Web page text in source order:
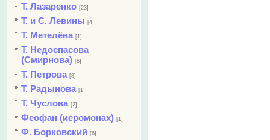
Т. Лазаренко [23]
Т. и С. Левины [4]
Т. Метелёва [1]
Т. Недоспасова
(Смирнова) [6]
Т. Петрова [8]
Т. Радынова [1]
Т. Чуслова [2]
Феофан (иеромонах) [1]
Ф. Борковский [6]